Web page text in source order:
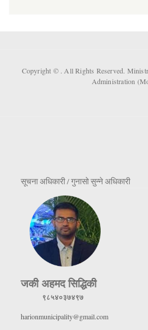
Copyright © . All Rights Reserved.
Administration
सूचना अधिकारी / गुनासो सुन्ने अधिकारी
जकी अहमद सिद्धिकी
९८५४०३७४९७
harionmunicipality@gmail.com